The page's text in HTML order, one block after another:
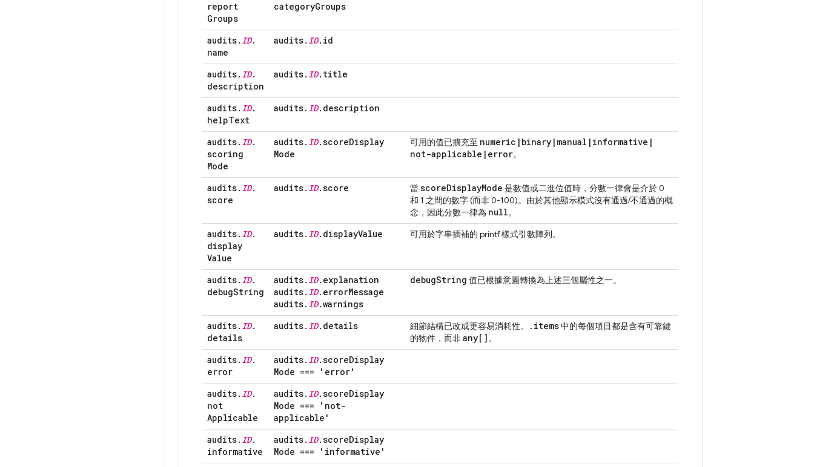
report
Groups
categoryGroups
audits. ID.
name
audits. ID. id
audits. ID.
description
audits. ID. title
audits. ID.
helpText
audits. ID. description
audits. ID.
scoring
Mode
audits. ID.scoreDisplay
Mode
可用的值已擴充至 numeric | binary | manual | informative |
not-applicable | error。
audits. ID.
score
audits. ID.score 當scoreDisplayMode 是數值或二進位值時，分數一律會是介於 0
和 1 之間的數字 (而非 0-100)。由於其他顯示模式沒有通過/不通過的概
念，因此分數一律為 null。
audits. ID.
display
Value
audits. ID. displayValue 可用於字串插補的 printf 樣式引數陣列。
audits. ID.
debugString
audits. ID. explanation
audits. ID. errorMessage
audits. ID.warnings
debugString 值已根據意圖轉換為上述三個屬性之一。
audits. ID.
details
audits. ID. details 細節結構已改成更容易消耗性。 . items中的每個項目都是含有可靠鍵
的物件，而非any[]。
audits. ID.
error
audits. ID.scoreDisplay
Mode === 'error'
audits. ID.
not
Applicable
audits. ID.scoreDisplay
Mode === 'not-
applicable'
audits. ID.
informative
audits. ID.scoreDisplay
Mode === 'informative'